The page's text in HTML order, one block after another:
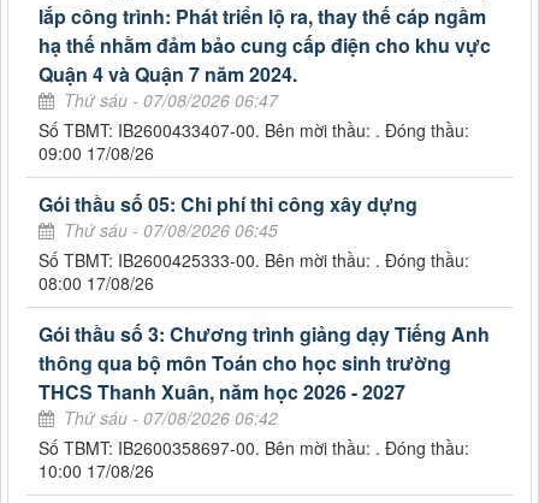
lắp công trình: Phát triển lộ ra, thay thế cáp ngầm
hạ thế nhằm đảm bảo cung cấp điện cho khu vực
Quận 4 và Quận 7 năm 2024.
Thứ sáu - 07/08/2026 06:47
Số TBMT: IB2600433407-00. Bên mời thầu: . Đóng thầu:
09:00 17/08/26
Gói thầu số 05: Chi phí thi công xây dựng
Thứ sáu - 07/08/2026 06:45
Số TBMT: IB2600425333-00. Bên mời thầu: . Đóng thầu:
08:00 17/08/26
Gói thầu số 3: Chương trình giảng dạy Tiếng Anh
thông qua bộ môn Toán cho học sinh trường
THCS Thanh Xuân, năm học 2026 - 2027
Thứ sáu - 07/08/2026 06:42
Số TBMT: IB2600358697-00. Bên mời thầu: . Đóng thầu:
10:00 17/08/26